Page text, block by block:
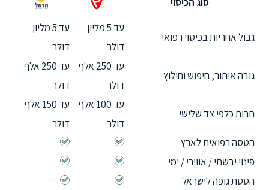
גבול אחריות בכיסוי רפואי
עד 5 מליון
דולר
עד 5 מליון
דולר
גובה איתור, חיפוש וחילוץ
עד 250 אלף
דולר
עד 250 אלף
דולר
חבות כלפי צד שלישי
עד 100 אלף
דולר
עד 150 אלף
דולר
הטסה רפואית לארץ
פינוי יבשתי / אווירי / ימי
הטסת גופה לישראל